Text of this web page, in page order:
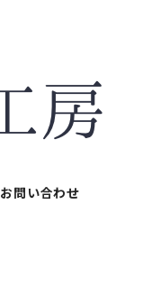
お問い合わせ